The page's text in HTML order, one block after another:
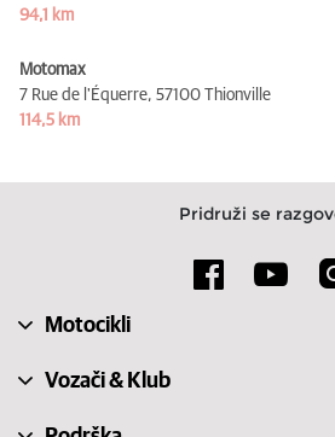
94,1 km
Motomax
7 Rue de l'Équerre, 57100 Thionville
114,5 km
Pridruži se
Motocikli
Vozači & Klub